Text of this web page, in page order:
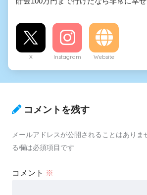
X Instagram Website
コメントを残す
メールアドレスが公開されることはありま
る欄は必須項目です
コメント ※